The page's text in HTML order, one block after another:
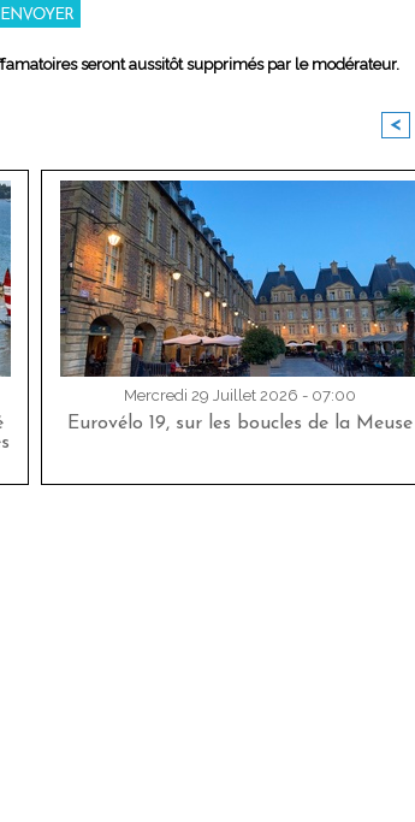
seront aussitôt supprimés par le modérateur.
<
Mercredi 29 Juillet 2026 - 07:00
Eurovélo 19, sur les boucles de la Meuse